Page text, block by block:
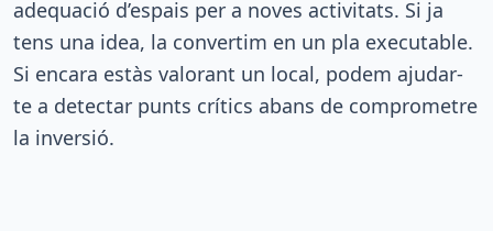
adequació d’espais per a noves activitats. Si ja
tens una idea, la convertim en un pla executable.
Si encara estàs valorant un local, podem ajudar-
te a detectar punts crítics abans de comprometre
la inversió.